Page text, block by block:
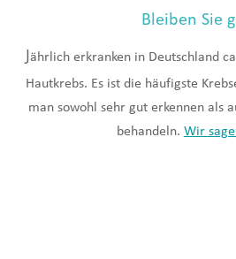
Bleiben Sie
Jährlich erkranken in Deutschland
Hautkrebs. Es ist die häufigste
man sowohl sehr gut erkennen als
behandeln. Wir